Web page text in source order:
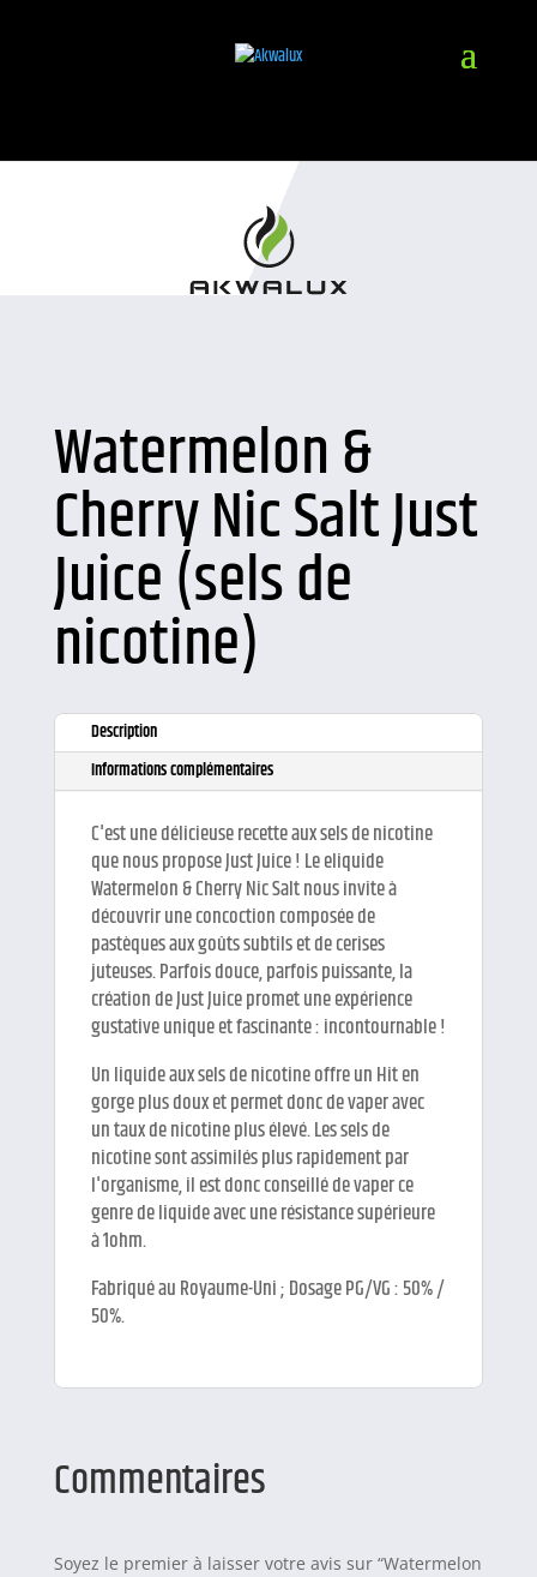
Watermelon &
Cherry Nic Salt Just
Juice (sels de
nicotine)
Description
Informations complémentaires
C'est une délicieuse recette aux sels de nicotine
que nous propose Just Juice ! Le eliquide
Watermelon & Cherry Nic Salt nous invite à
découvrir une concoction composée de
pastèques aux goûts subtils et de cerises
juteuses. Parfois douce, parfois puissante, la
création de Just Juice promet une expérience
gustative unique et fascinante : incontournable !
Un liquide aux sels de nicotine offre un Hit en
gorge plus doux et permet donc de vaper avec
un taux de nicotine plus élevé. Les sels de
nicotine sont assimilés plus rapidement par
l'organisme, il est donc conseillé de vaper ce
genre de liquide avec une résistance supérieure
à 1ohm.
Fabriqué au Royaume-Uni ; Dosage PG/VG : 50% /
50%.
Commentaires
Soyez le premier à laisser votre avis sur “Watermelon